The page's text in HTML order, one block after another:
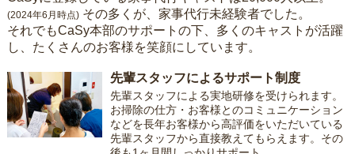
(2024年6月時点) その多くが、家事代行未経験者でした。
それでもCaSy本部のサポートの下、多くのキャストが活躍
し、たくさんのお客様を笑顔にしています。
先輩スタッフによるサポート制度
先輩スタッフによる実地研修を受けられます。
お掃除の仕方・お客様とのコミュニケーション
などを長年お客様から高評価をいただいている
先輩スタッフから直接教えてもらえます。その